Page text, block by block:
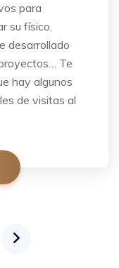
para
su físico,
desarrollado
Te
hay algunos
de visitas al